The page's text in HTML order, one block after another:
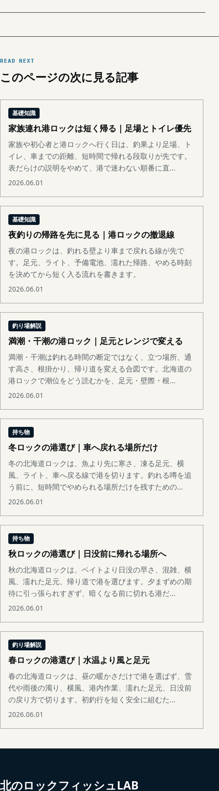
READ NEXT
このページの次に見る記事
基礎知識
家族連れ港ロックは短く帰る｜足場とトイレ優先
家族や初心者と港ロックへ行く日は、釣果より足場、ト
イレ、車までの距離、短時間で帰れる段取りが先です。
表だらけの説明をやめて、港で迷わない順番に直...
2026.06.01
基礎知識
夜釣りの帰路を先に見る｜港ロックの撤退線
夜の港ロックは、釣れる壁より車まで戻れる線が先で
す。足元、ライト、予備電池、濡れた帰路、やめる時刻
を決めてから短く入る流れを書きます。
2026.06.01
釣り場解説
満潮・干潮の港ロック｜足元とレンジで変える
満潮・干潮は釣れる時間の断定ではなく、立つ場所、通
す高さ、根掛かり、帰り道を変える合図です。北海道の
港ロックで潮位をどう読むかを、足元・壁際・根...
2026.06.01
持ち物
冬ロックの港選び｜車へ戻れる場所だけ
冬の北海道ロックは、魚より先に寒さ、凍る足元、横
風、ライト、車へ戻る線で港を切ります。釣れる噂を追
う前に、短時間でやめられる場所だけを残すための...
2026.06.01
持ち物
秋ロックの港選び｜日没前に帰れる場所へ
秋の北海道ロックは、ベイトより日没の早さ、混雑、横
風、濡れた足元、帰り道で港を選びます。夕まずめの期
待に引っ張られすぎず、暗くなる前に切れる港だ...
2026.06.01
釣り場解説
春ロックの港選び｜水温より風と足元
春の北海道ロックは、昼の暖かさだけで港を選ばず、雪
代や雨後の濁り、横風、港内作業、濡れた足元、日没前
の戻り方で切ります。初釣行を短く安全に組むた...
2026.06.01
北のロックフィッシュLAB